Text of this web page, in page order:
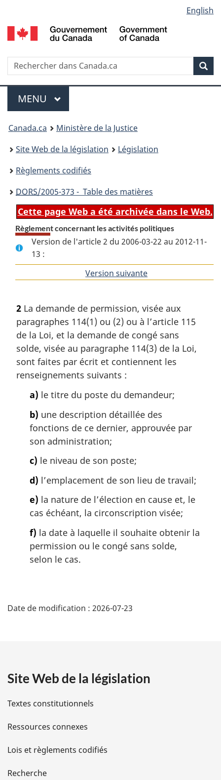
au
contenu
propos
de
la
HTML
simplifiée
selection
English
Recherche
Menu
MENU PRINCIPAL
You
are
here:
Canada.ca
Ministère de la Justice
Site Web de la législation
Législation
Règlements codifiés
DORS/2005-373 - Table des matières
Cette page Web a été archivée dans le Web.
Règlement concernant les activités politiques
Version de l'article 2 du 2006-03-22 au 2012-11-
13 :
Version suivante
2 La demande de permission, visée aux
paragraphes 114(1) ou (2) ou à l’article 115
de la Loi, et la demande de congé sans
solde, visée au paragraphe 114(3) de la Loi,
sont faites par écrit et contiennent les
renseignements suivants :
a) le titre du poste du demandeur;
b) une description détaillée des
fonctions de ce dernier, approuvée par
son administration;
c) le niveau de son poste;
d) l’emplacement de son lieu de travail;
e) la nature de l’élection en cause et, le
cas échéant, la circonscription visée;
f) la date à laquelle il souhaite obtenir la
permission ou le congé sans solde,
selon le cas.
é
i
l
s
d
e
Date de modification : 2026-07-23
Site Web de la législation
Textes constitutionnels
Ressources connexes
Lois et règlements codifiés
Recherche